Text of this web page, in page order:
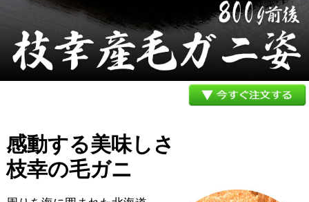
感動する美味しさ
枝幸の毛ガニ